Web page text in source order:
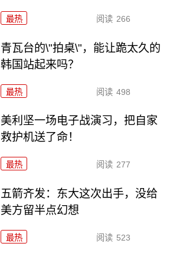
最热 阅读 266
青瓦台的\"拍桌\"，能让跪太久的
韩国站起来吗？
最热 阅读 498
美利坚一场电子战演习，把自家
救护机送了命！
最热 阅读 277
五箭齐发：东大这次出手，没给
美方留半点幻想
最热 阅读 523